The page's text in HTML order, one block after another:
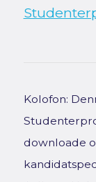
Kolofon:
downloade